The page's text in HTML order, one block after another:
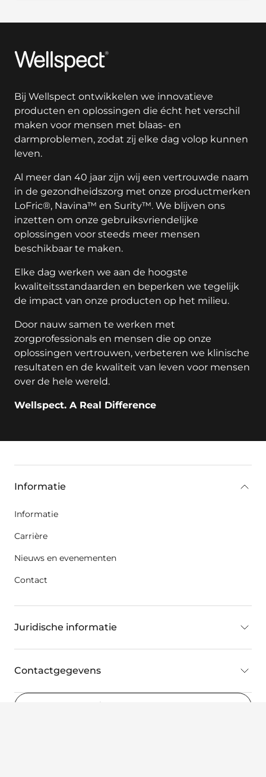
Wellspect
Bij Wellspect ontwikkelen we innovatieve
producten en oplossingen die écht het verschil
maken voor mensen met blaas- en
darmproblemen, zodat zij elke dag volop kunnen
leven.
Al meer dan 40 jaar zijn wij een vertrouwde naam
in de gezondheidszorg met onze productmerken
LoFric®, Navina™ en Surity™. We blijven ons
inzetten om onze gebruiksvriendelijke
oplossingen voor steeds meer mensen
beschikbaar te maken.
Elke dag werken we aan de hoogste
kwaliteitsstandaarden en beperken we tegelijk
de impact van onze producten op het milieu.
Door nauw samen te werken met
zorgprofessionals en mensen die op onze
oplossingen vertrouwen, verbeteren we klinische
resultaten en de kwaliteit van leven voor mensen
over de hele wereld.
Wellspect. A Real Difference
Informatie
Informatie
Carrière
Nieuws en evenementen
Contact
Juridische informatie
Contactgegevens